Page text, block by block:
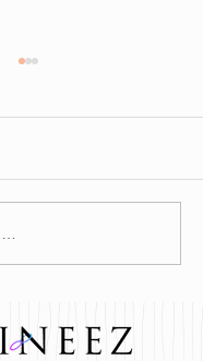
前に。巡りを
知らずのカラ